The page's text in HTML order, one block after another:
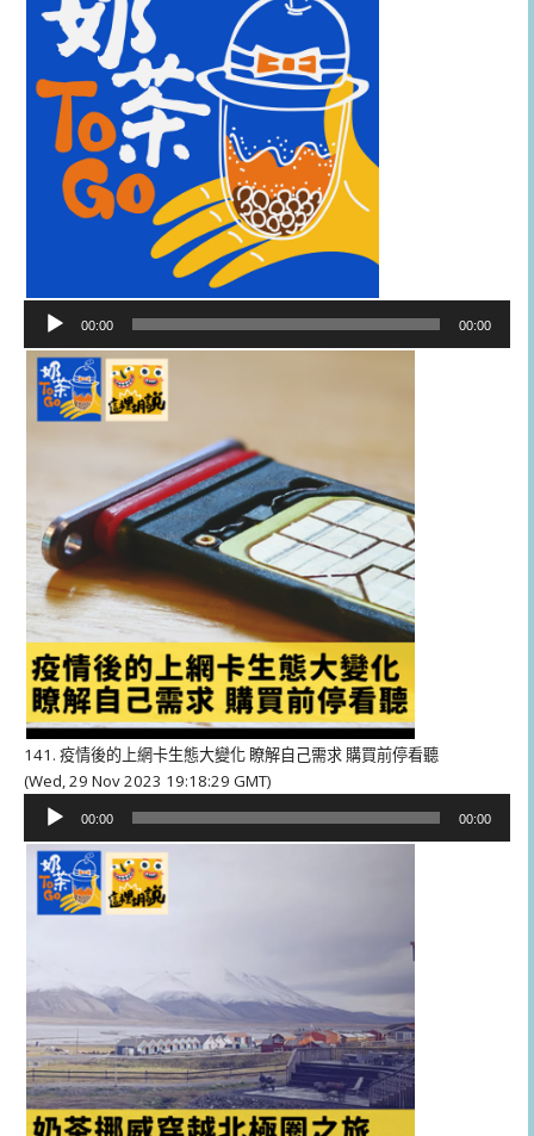
播
器
00:00 00:00
141. 疫情後的上網卡生態大變化 瞭解自己需求 購買前停看聽
(Wed, 29 Nov 2023 19:18:29 GMT)
播
器
00:00 00:00